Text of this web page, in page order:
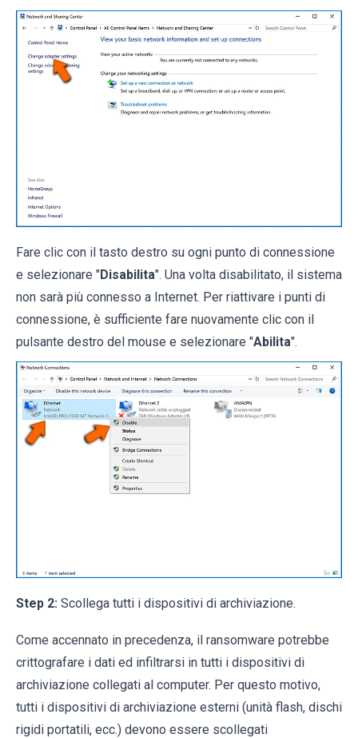
Fare clic con il tasto destro su ogni punto di connessione
e selezionare "Disabilita". Una volta disabilitato, il sistema
non sarà più connesso a Internet. Per riattivare i punti di
connessione, è sufficiente fare nuovamente clic con il
pulsante destro del mouse e selezionare "Abilita".
Step 2: Scollega tutti i dispositivi di archiviazione.
Come accennato in precedenza, il ransomware potrebbe
crittografare i dati ed infiltrarsi in tutti i dispositivi di
archiviazione collegati al computer. Per questo motivo,
tutti i dispositivi di archiviazione esterni (unità flash, dischi
rigidi portatili, ecc.) devono essere scollegati